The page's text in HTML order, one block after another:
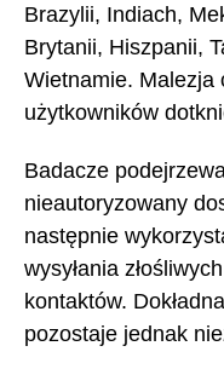
Brazylii, Indiach,
Brytanii, Hiszpanii,
Wietnamie. Malezja
użytkowników
Badacze
nieautoryzowany
następnie
wysyłania
kontaktów.
pozostaje jednak